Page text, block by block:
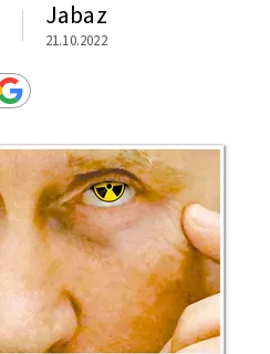
Jabaz
21.10.2022